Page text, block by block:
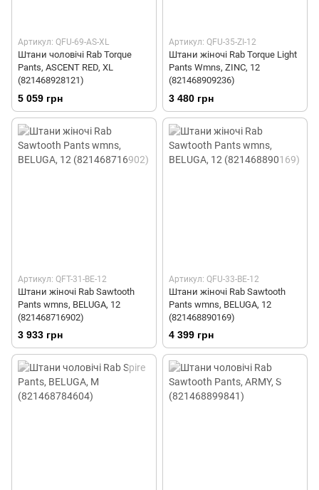
Артикул: QFU-69-AS-XL
Штани чоловічі Rab Torque
Pants, ASCENT RED, XL
(821468928121)
5 059 грн
Артикул: QFU-35-ZI-12
Штани жіночі Rab Torque Light
Pants Wmns, ZINC, 12
(821468909236)
3 480 грн
Артикул: QFT-31-BE-12
Штани жіночі Rab Sawtooth
Pants wmns, BELUGA, 12
(821468716902)
3 933 грн
Артикул: QFU-33-BE-12
Штани жіночі Rab Sawtooth
Pants wmns, BELUGA, 12
(821468890169)
4 399 грн